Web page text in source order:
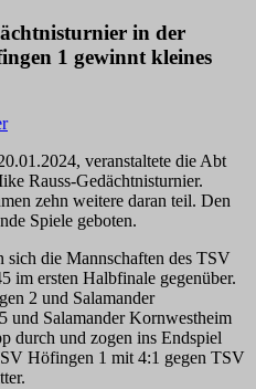
in der
1 gewinnt kleines
veranstaltete die Abt
Rauss-Gedächtnisturnier.
zehn weitere daran teil. Den
Spiele geboten.
sich die Mannschaften des TSV
im ersten Halbfinale gegenüber.
2 und Salamander
und Salamander Kornwestheim
durch und zogen ins Endspiel
Höfingen 1 mit 4:1 gegen TSV